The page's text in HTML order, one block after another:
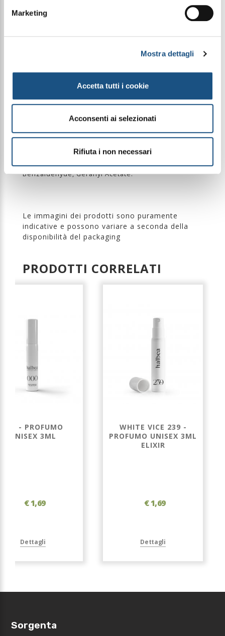
Marketing
Mostra dettagli
Accetta tutti i cookie
Acconsenti ai selezionati
Rifiuta i non necessari
PIRAMIDE OLFATTIVA
Nocciola, Rum e Cardamomo
Zucchero Filato, Fava Tonka, Lokum, Sandalo, Cacao
e Legno di Cedro
Alcohol Denat., Parfum, Aqua, Cetrimonium
Acetyloctahydronaphthalenes, Citrus Aurantium
Bergamia Peel Oil, Vanillin, Coumarin, Limonene,
Hydroxycitronellal, Linalyl Acetate, Citronellol,
Linalool, Beta-Pinenes, Alpha-Isomethyl Ionone,
Benzaldehyde, Geranyl Acetate.
Le immagini dei prodotti sono puramente
indicative e possono variare a seconda della
disponibilità del packaging
PRODOTTI CORRELATI
231 - PROFUMO
UNISEX 3ML
€ 1,69
Dettagli
WHITE VICE 239 -
PROFUMO UNISEX 3ML
ELIXIR
€ 1,69
Dettagli
Sorgenta